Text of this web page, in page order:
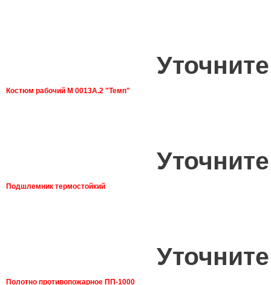
Костюм рабочий М 0013А.2 "Темп"
Подшлемник термостойкий
Полотно противопожарное ПП-1000